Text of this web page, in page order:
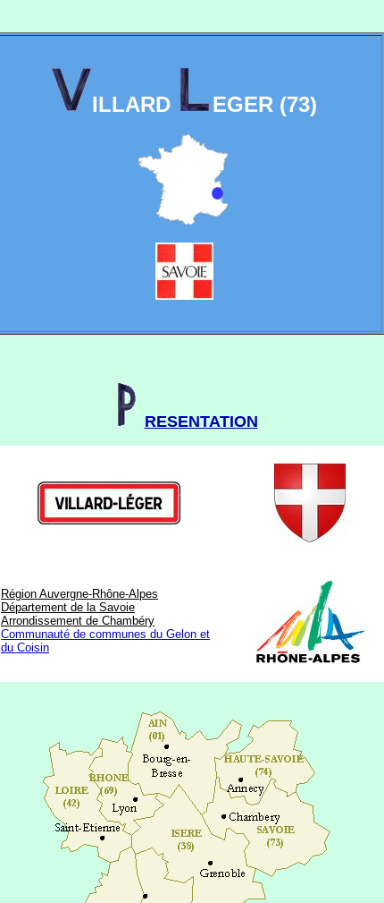
ILLARD EGER (73)
RESENTATION
Région Auvergne-Rhône-Alpes
Département de la Savoie
Arrondissement de Chambéry
Communauté de communes du Gelon et
du Coisin